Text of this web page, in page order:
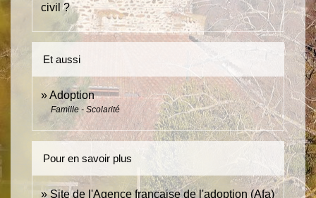
civil ?
Et aussi
Adoption
Famille - Scolarité
Pour en savoir plus
Site de l'Agence française de l'adoption (Afa)